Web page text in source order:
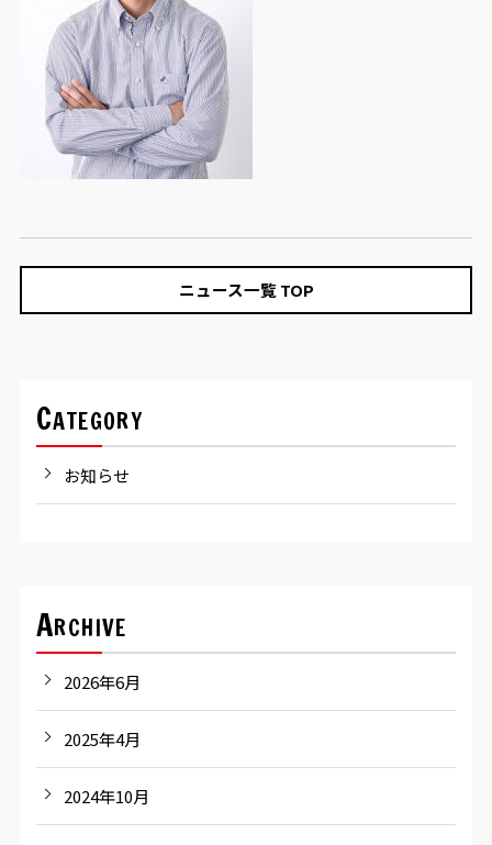
ニュース一覧 TOP
Category
お知らせ
Archive
2026年6月
2025年4月
2024年10月